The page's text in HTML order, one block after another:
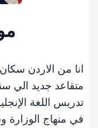
انا من الاردن
متقاعد جديد الي
تدريس اللغة
في منهاج الوزارة